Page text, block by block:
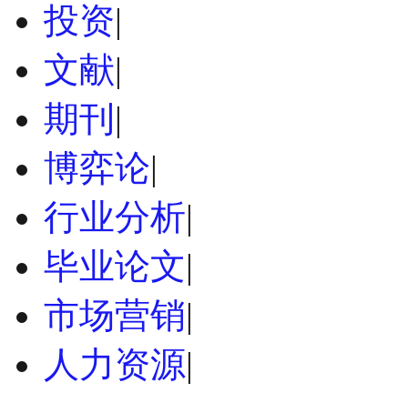
投资|
文献|
期刊 |
博弈论|
行业分析|
毕业论文|
市场营销|
人力资源|